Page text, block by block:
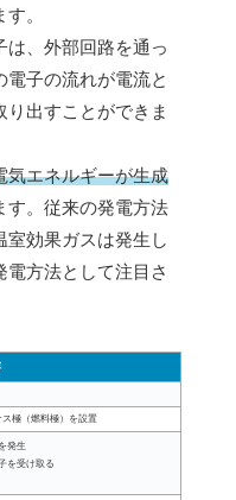
。
は、外部回路を通っ
子の流れが電流と
出すことができま
気エネルギーが生成
す。従来の発電方法
室効果ガスは発生し
方法として注目さ
極（燃料極）を設置
発生
を受け取る